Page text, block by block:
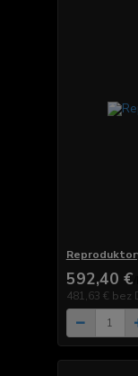
592,40 €
481,63 € bez